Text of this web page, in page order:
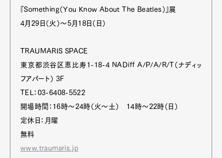
『Something（You Know About The Beatles）』展
4月29日（火）～5月18日（日）
TRAUMARIS SPACE
東京都渋谷区恵比寿1-18-4 NADiff A/P/A/R/T（ナディッ
フアパート） 3F
TEL：03-6408-5522
開場時間：16時～24時（火～土） 14時～22時（日）
定休日：月曜
無料
www.traumaris.jp